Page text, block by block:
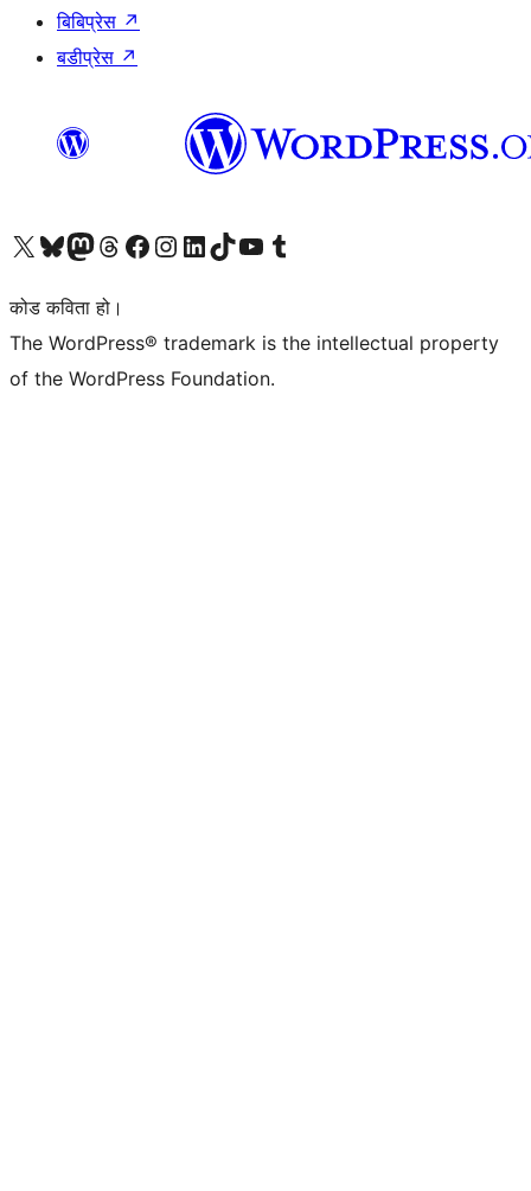
बिबिप्रेस ↗
बडीप्रेस ↗
हाम्रो X (पहिले ट्विटर) खातामा जानुहोस्
हाम्रो Bluesky खाता भ्रमण गर्नुहोस्
हाम्रो म्यास्टोडन खाता भ्रमण गर्नुहोस्
हाम्रो थ्रेड्स खातामा जानुहोस्
हाम्रो फेसबुक पेजमा जानुहोस्
हाम्रो इन्स्टाग्राम खातामा जानुहोस्
हाम्रो लिङ्क्डइन खातामा जानुहोस्
हाम्रो TikTok खाता भ्रमण गर्नुहोस्
हाम्रो युट्युब च्यानलमा जानुहोस्
हाम्रो टम्बलर खाता भ्रमण गर्नुहोस्
कोड कविता हो।
The WordPress® trademark is the intellectual property
of the WordPress Foundation.